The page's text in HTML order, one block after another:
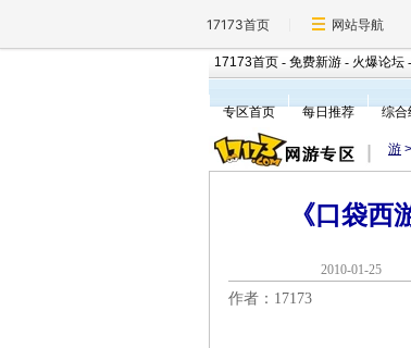
17173首页 网站导航
17173首页 - 免费新游 - 火爆论坛 -
专区首页
每日推荐 综合
游 >
《口袋
2010-
作者：17173